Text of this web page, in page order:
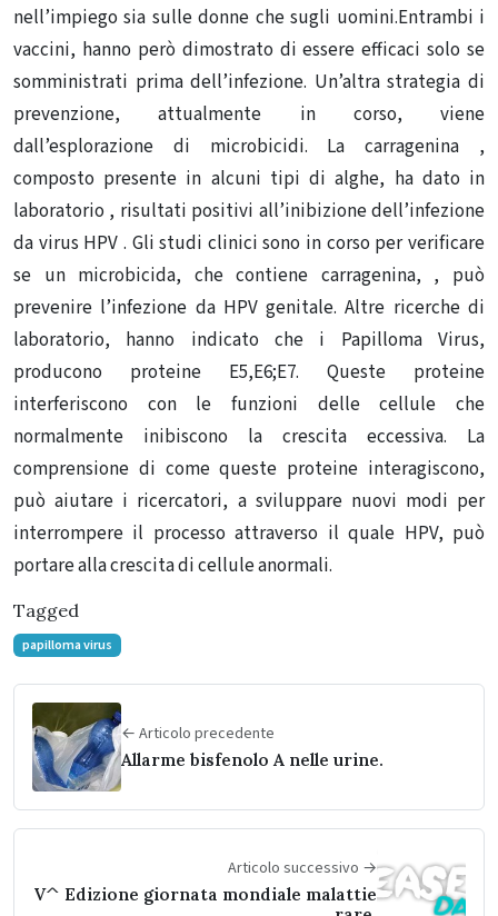
nell’impiego sia sulle donne che sugli uomini.Entrambi i
vaccini, hanno però dimostrato di essere efficaci solo se
somministrati prima dell’infezione. Un’altra strategia di
prevenzione, attualmente in corso, viene
dall’esplorazione di microbicidi. La carragenina ,
composto presente in alcuni tipi di alghe, ha dato in
laboratorio , risultati positivi all’inibizione dell’infezione
da virus HPV . Gli studi clinici sono in corso per verificare
se un microbicida, che contiene carragenina, , può
prevenire l’infezione da HPV genitale. Altre ricerche di
laboratorio, hanno indicato che i Papilloma Virus,
producono proteine E5,E6;E7. Queste proteine
interferiscono con le funzioni delle cellule che
normalmente inibiscono la crescita eccessiva. La
comprensione di come queste proteine interagiscono,
può aiutare i ricercatori, a sviluppare nuovi modi per
interrompere il processo attraverso il quale HPV, può
portare alla crescita di cellule anormali.
Tagged
papilloma virus
← Articolo precedente
Allarme bisfenolo A nelle urine.
Articolo successivo →
V^ Edizione giornata mondiale malattie